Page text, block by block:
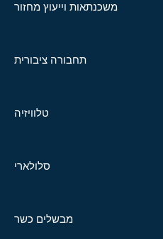
משכנתאות וייעוץ מחזור
תחבורה ציבורית
טלוויזיה
סלולארי
מבשלים כשר